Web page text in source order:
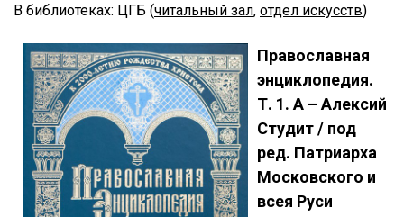
В библиотеках: ЦГБ (читальный зал, отдел искусств)
Православная
энциклопедия.
Т. 1. А – Алексий
Студит / под
ред. Патриарха
Московского и
всея Руси